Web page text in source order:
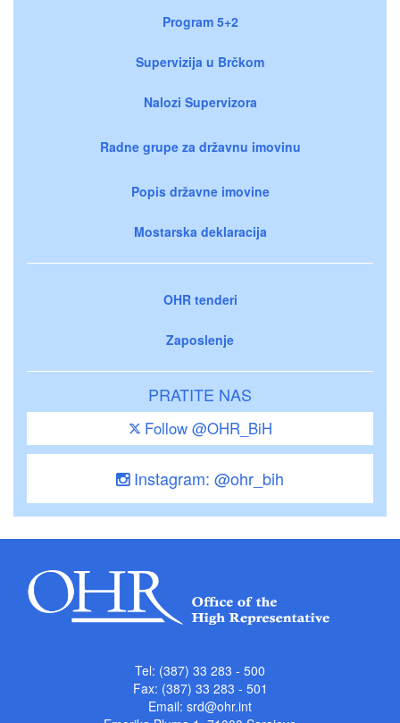
Program 5+2
Supervizija u Brčkom
Nalozi Supervizora
Radne grupe za državnu imovinu
Popis državne imovine
Mostarska deklaracija
OHR tenderi
Zaposlenje
PRATITE NAS
Follow @OHR_BiH
Instagram: @ohr_bih
Tel: (387) 33 283 - 500
Fax: (387) 33 283 - 501
Email: srd@ohr.int